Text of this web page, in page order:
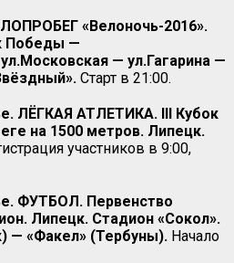
«Велоночь-2016».
Победы —
— ул.Гагарина —
Старт в 21:00.
ЛЁГКАЯ АТЛЕТИКА. III Кубок
на 1500 метров. Липецк.
участников в 9:00,
ФУТБОЛ. Первенство
Липецк. Стадион «Сокол».
— «Факел» (Тербуны). Начало